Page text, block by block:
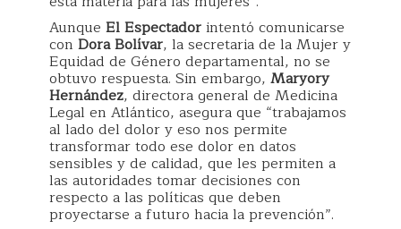
Aunque El Espectadorintentó comunicarse
con Dora Bolívar, la secretaria de la Mujer y
Equidad de Género departamental, no se
obtuvo respuesta. Sin embargo, Maryory
Hernández, directora general de Medicina
Legal en Atlántico, asegura que “trabajamos
al lado del dolor y eso nos permite
transformar todo ese dolor en datos
sensibles y de calidad, que les permiten a
las autoridades tomar decisiones con
respecto a las políticas que deben
proyectarse a futuro hacia la prevención”.